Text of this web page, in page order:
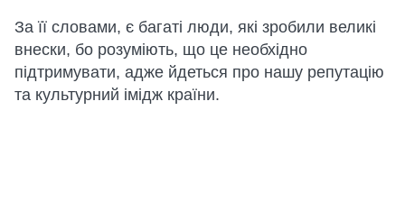
За її словами, є багаті люди, які зробили великі
внески, бо розуміють, що це необхідно
підтримувати, адже йдеться про нашу репутацію
та культурний імідж країни.